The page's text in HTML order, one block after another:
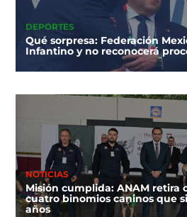
DEPORTES
Qué sorpresa: Federación
Infantino y no reconocerá
NOTICIAS
Misión cumplida: ANAM retira
cuatro binomios caninos que
años